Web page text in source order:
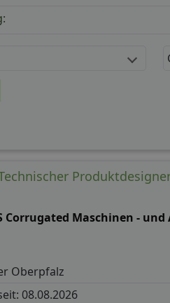
Corrugated Maschinen -
Oberpfalz
08.08.2026